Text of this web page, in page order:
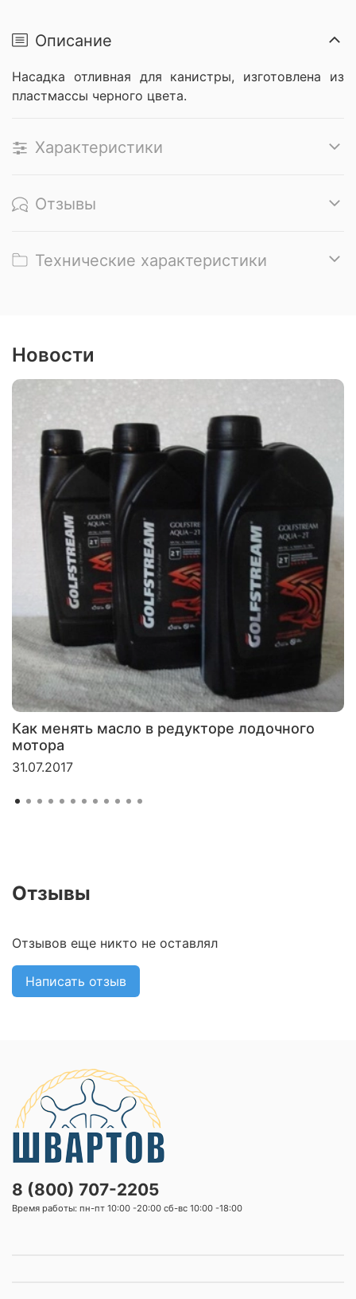
Описание
Насадка отливная для канистры, изготовлена из
пластмассы черного цвета.
Характеристики
Отзывы
Технические характеристики
Новости
Как менять масло в редукторе лодочного
мотора
31.07.2017
Отзывы
Отзывов еще никто не оставлял
Написать отзыв
8 (800) 707-2205
Время работы: пн-пт 10:00 -20:00 сб-вс 10:00 -18:00